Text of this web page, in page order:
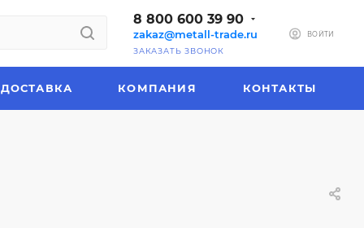
8 800 600 39 90
zakaz@metall-trade.ru
ЗАКАЗАТЬ ЗВОНОК
ВОЙТИ
ДОСТАВКА КОМПАНИЯ КОНТАКТЫ